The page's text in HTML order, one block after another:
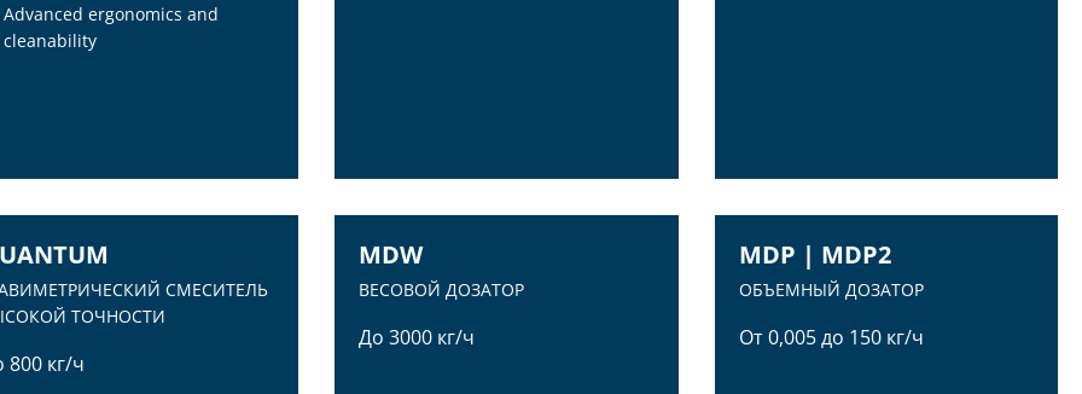
MED
Advanced ergonomics and
cleanability
СМЕСИТЕЛЬ
ТОЧНОСТИ
800 кг/ч
MDW
ВЕСОВОЙ ДОЗАТОР
До 3000 кг/ч
MDP | MDP2
ОБЪЕМНЫЙ ДОЗАТОР
Oт 0,005 до 150 кг/ч